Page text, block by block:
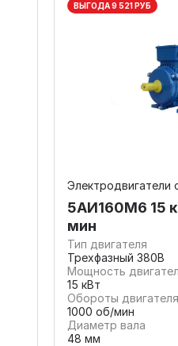
ВЫГОДА 9 521 РУБ
Электродвигатели
5АИ160M6 15
мин
Тип двигателя
Трехфазный 380В
Мощность
15 кВт
Обороты двигателя
1000 об/мин
Диаметр вала
48 мм